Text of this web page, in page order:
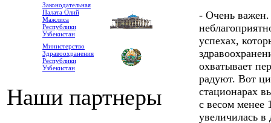
Законодательная
Палата Олий
Мажлиса
Республики
Узбекистан
Министерство
Здравоохранения
Республики
Узбекистан
Наши партнеры
- Очень
успехах,
охватывает
радуют. Вот
стационарах
с весом менее
увеличилась в